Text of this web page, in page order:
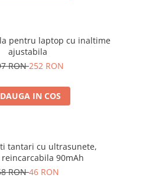
pentru laptop cu inaltime
ajustabila
RON252 RON
IN COS
tantari cu ultrasunete,
reincarcabila 90mAh
RON46 RON